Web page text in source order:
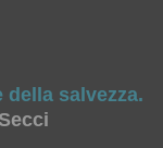
salvezza.